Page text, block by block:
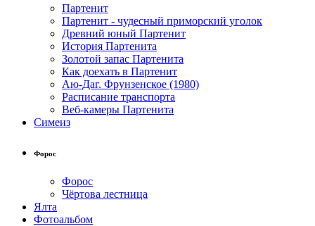
Партенит
Партенит - чудесный приморский уголок
Древний юный Партенит
История Партенита
Золотой запас Партенита
Как доехать в Партенит
Аю-Даг. Фрунзенское (1980)
Расписание транспорта
Веб-камеры Партенита
Симеиз
Форос
Форос
Чёртова лестница
Ялта
Фотоальбом